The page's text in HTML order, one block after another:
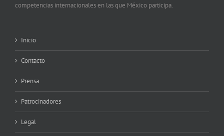
competencias internacionales en las que México participa.
Inicio
Contacto
Prensa
Patrocinadores
Legal